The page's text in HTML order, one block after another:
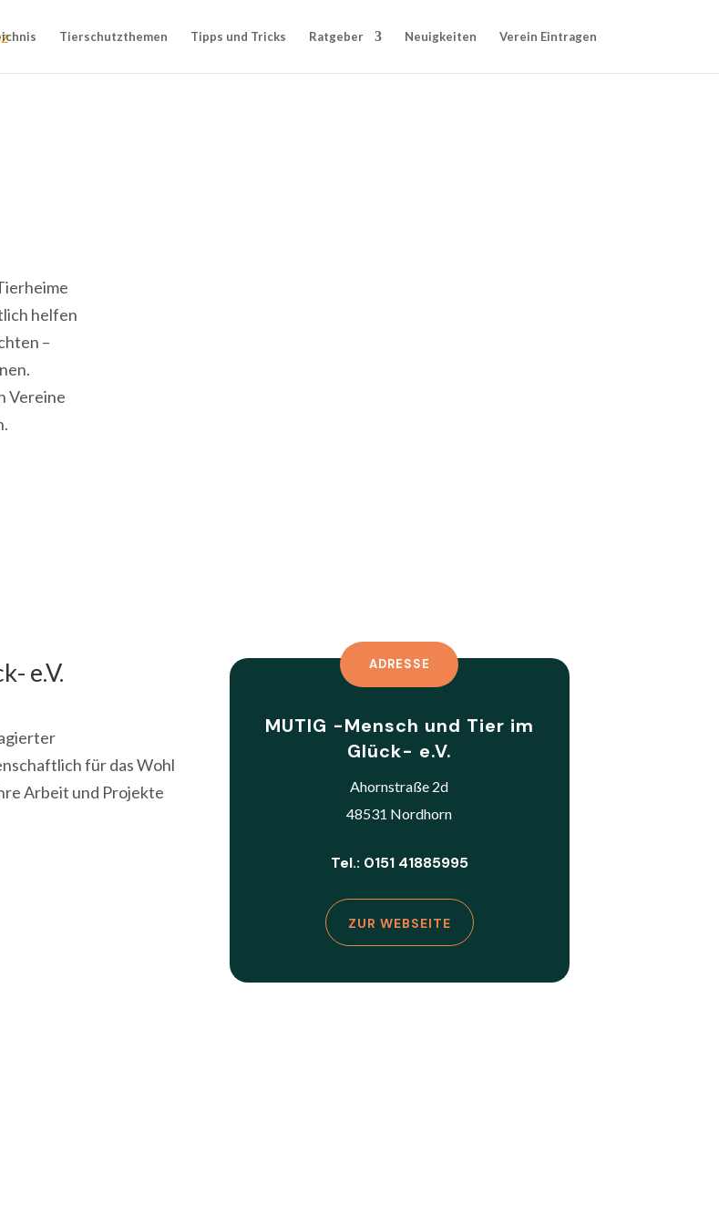
Tierschutzthemen Tipps und Tricks Ratgeber Neuigkeiten Verein Eintragen
helfen
–
Vereine
e.V.
für das Wohl
Arbeit und Projekte
ADRESSE
MUTIG -Mensch und Tier im
Glück- e.V.
Ahornstraße 2d
48531 Nordhorn
Tel.: 0151 41885995
ZUR WEBSEITE